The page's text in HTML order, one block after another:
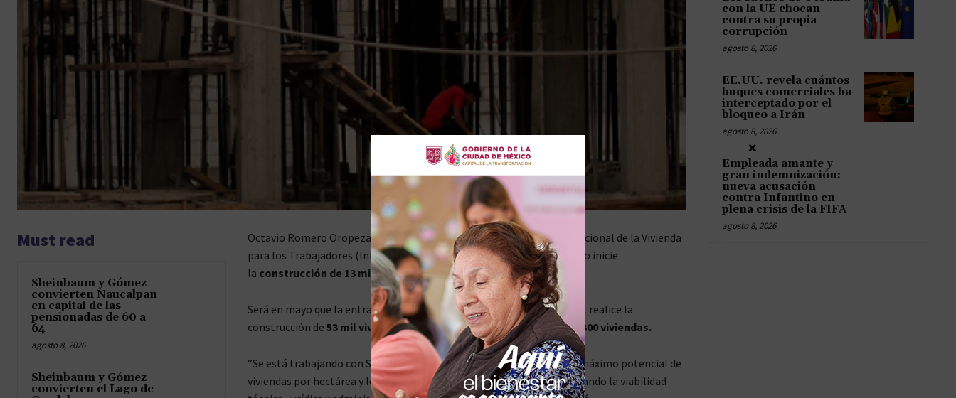
Must read
Sheinbaum y Gómez
convierten Naucalpan
en capital de las
pensionadas de 60 a
64
agosto 8, 2026
Sheinbaum y Gómez
convierten el Lago de
Octavio Romero Oropeza, director general del Instituto del Fondo Nacional de la Vivienda
para los Trabajadores (Infonavit), informó que será el 1 de abril cuando inicie
la construcción de 13 mil 500 viviendas
Será en mayo que la entrada de operación de la constructora Infonavit realice la
construcción de 53 mil viviendas, mientras que en junio será de7 mil 300 viviendas.
“Se está trabajando con SEDATU y autoridades locales para lograr el máximo potencial de
viviendas por hectárea y los permisos correspondientes. Se está valorando la viabilidad
con la UE chocan
contra su propia
corrupción
agosto 8, 2026
EE.UU. revela cuántos
buques comerciales ha
interceptado por el
bloqueo a Irán
agosto 8, 2026
Empleada amante y
gran indemnización:
nueva acusación
contra Infantino en
plena crisis de la FIFA
agosto 8, 2026
×